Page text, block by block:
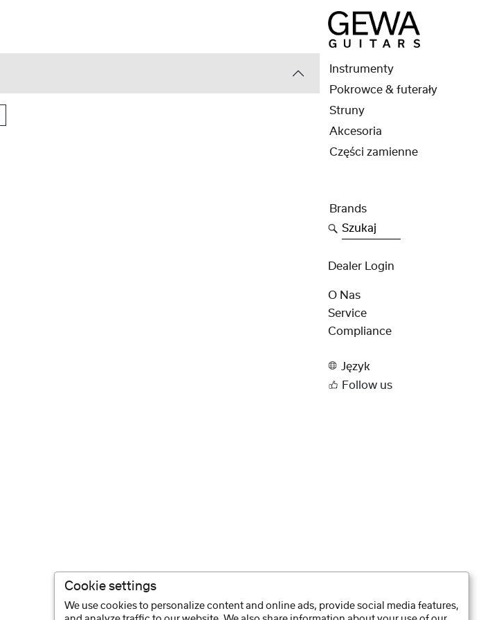
Instrumenty
Pokrowce & futerały
Struny
Akcesoria
Części zamienne
Brands
Szukaj
Dealer Login
O Nas
Service
Compliance
Język
Follow us
Cookie settings
We use cookies to personalize content and online ads, provide social media features,